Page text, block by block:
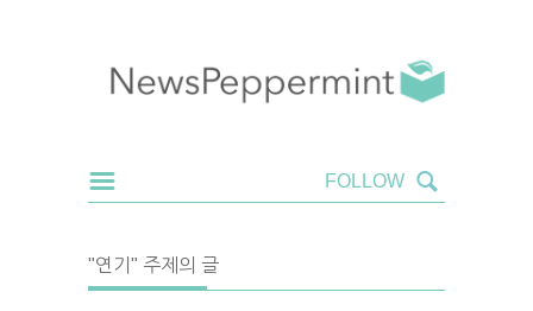
"연기" 주제의 글